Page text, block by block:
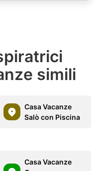
simili
Casa Vacanze
Salò con Piscina
Casa Vacanze